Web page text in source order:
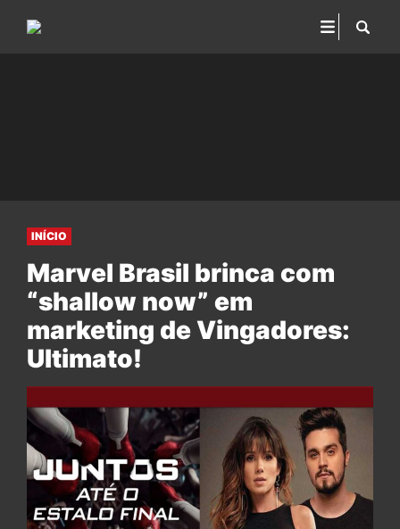
INÍCIO
Marvel Brasil brinca com
“shallow now” em
marketing de Vingadores:
Ultimato!